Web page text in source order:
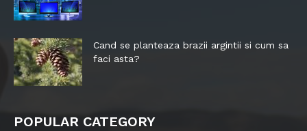
Cand se planteaza brazii argintii si cum sa
faci asta?
POPULAR CATEGORY